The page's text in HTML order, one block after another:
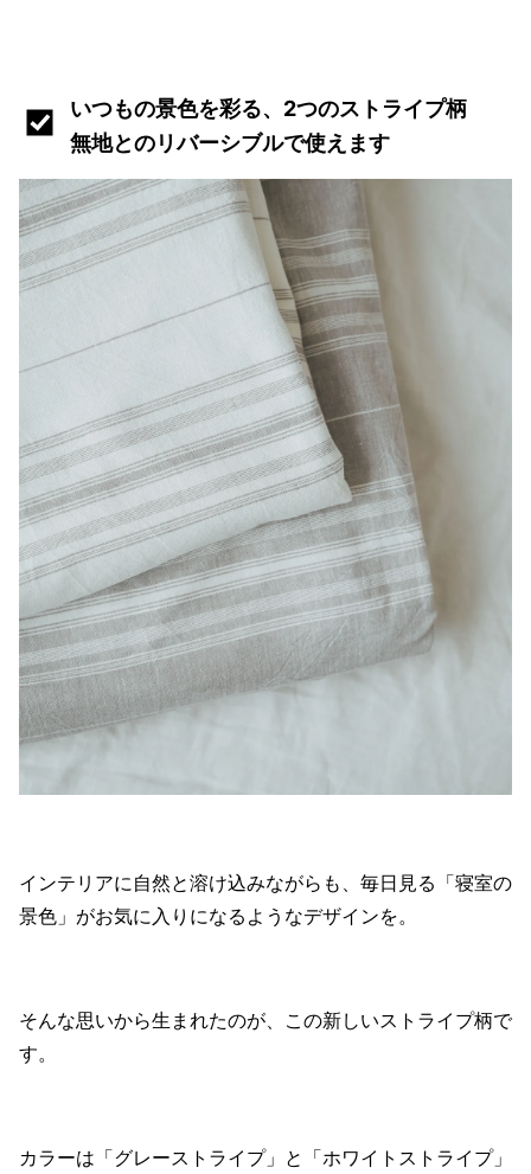
いつもの景色を彩る、2つのストライプ柄
無地とのリバーシブルで使えます
インテリアに自然と溶け込みながらも、毎日見る「寝室の
景色」がお気に入りになるようなデザインを。
そんな思いから生まれたのが、この新しいストライプ柄で
す。
カラーは「グレーストライプ」と「ホワイトストライプ」